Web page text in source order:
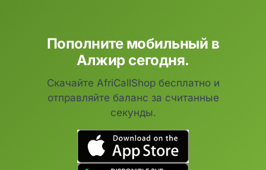
Пополните мобильный в
Алжир сегодня.
Скачайте AfriCallShop бесплатно и
отправляйте баланс за считанные
секунды.